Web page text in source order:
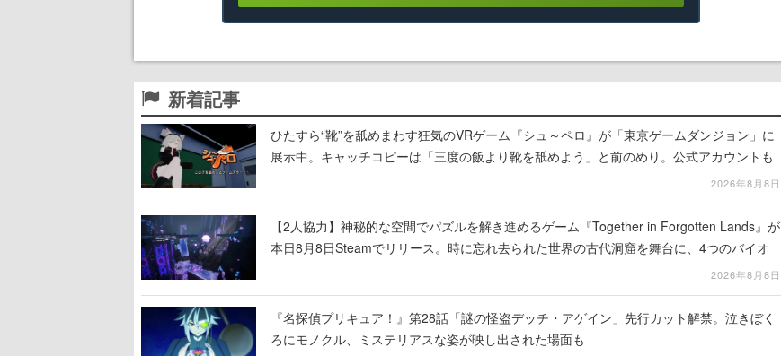
新着記事
ひたすら“靴”を舐めまわす狂気のVRゲーム『シュ～ペロ』が「東京ゲームダンジョン」に
展示中。キャッチコピーは「三度の飯より靴を舐めよう」と前のめり。公式アカウントも
2026年8月8日
【2人協力】神秘的な空間でパズルを解き進めるゲーム『Together in Forgotten Lands』が
本日8月8日Steamでリリース。時に忘れ去られた世界の古代洞窟を舞台に、4つのバイオ
2026年8月8日
『名探偵プリキュア！』第28話「謎の怪盗デッチ・アゲイン」先行カット解禁。泣きぼく
ろにモノクル、ミステリアスな姿が映し出された場面も